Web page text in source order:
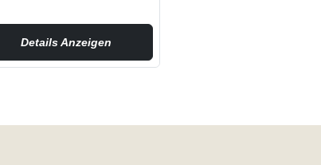
Details Anzeigen